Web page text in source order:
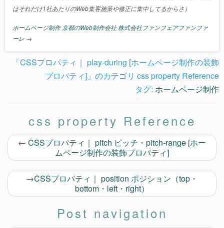
はそれだけ1社あたりのWeb集客施策や修正に集中してるからさ）
ホームページ制作 京都のWeb制作会社 株式会社ファンフェアファンファ
ーレ →
「CSSプロパティ｜ play-during [ホームページ制作の装飾
プロパティ]」のカテゴリ css property Reference
タグ: ホームページ制作
css property Reference
← CSSプロパティ｜ pitch ピッチ・pitch-range [ホー
ムページ制作の装飾プロパティ]
→CSSプロパティ｜ position ポジション（top・
bottom・left・right）
Post navigation